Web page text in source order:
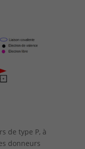
de type P, à
donneurs